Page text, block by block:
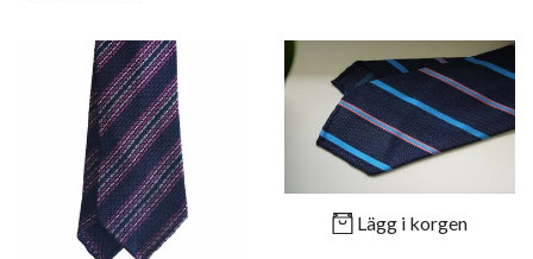
Lägg i korgen